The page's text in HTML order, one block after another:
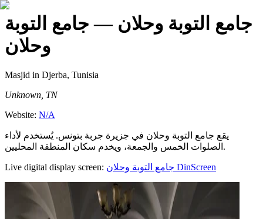
جامع التوبة وحلان — جامع التوبة
وحلان
Masjid in Djerba, Tunisia
Unknown, TN
Website: N/A
يقع جامع التوبة وحلان في جزيرة جربة بتونس. يُستخدم لأداء
الصلوات الخمس والجمعة، ويخدم سكان المنطقة المحليين.
Live digital display screen: جامع التوبة وحلان DinScreen